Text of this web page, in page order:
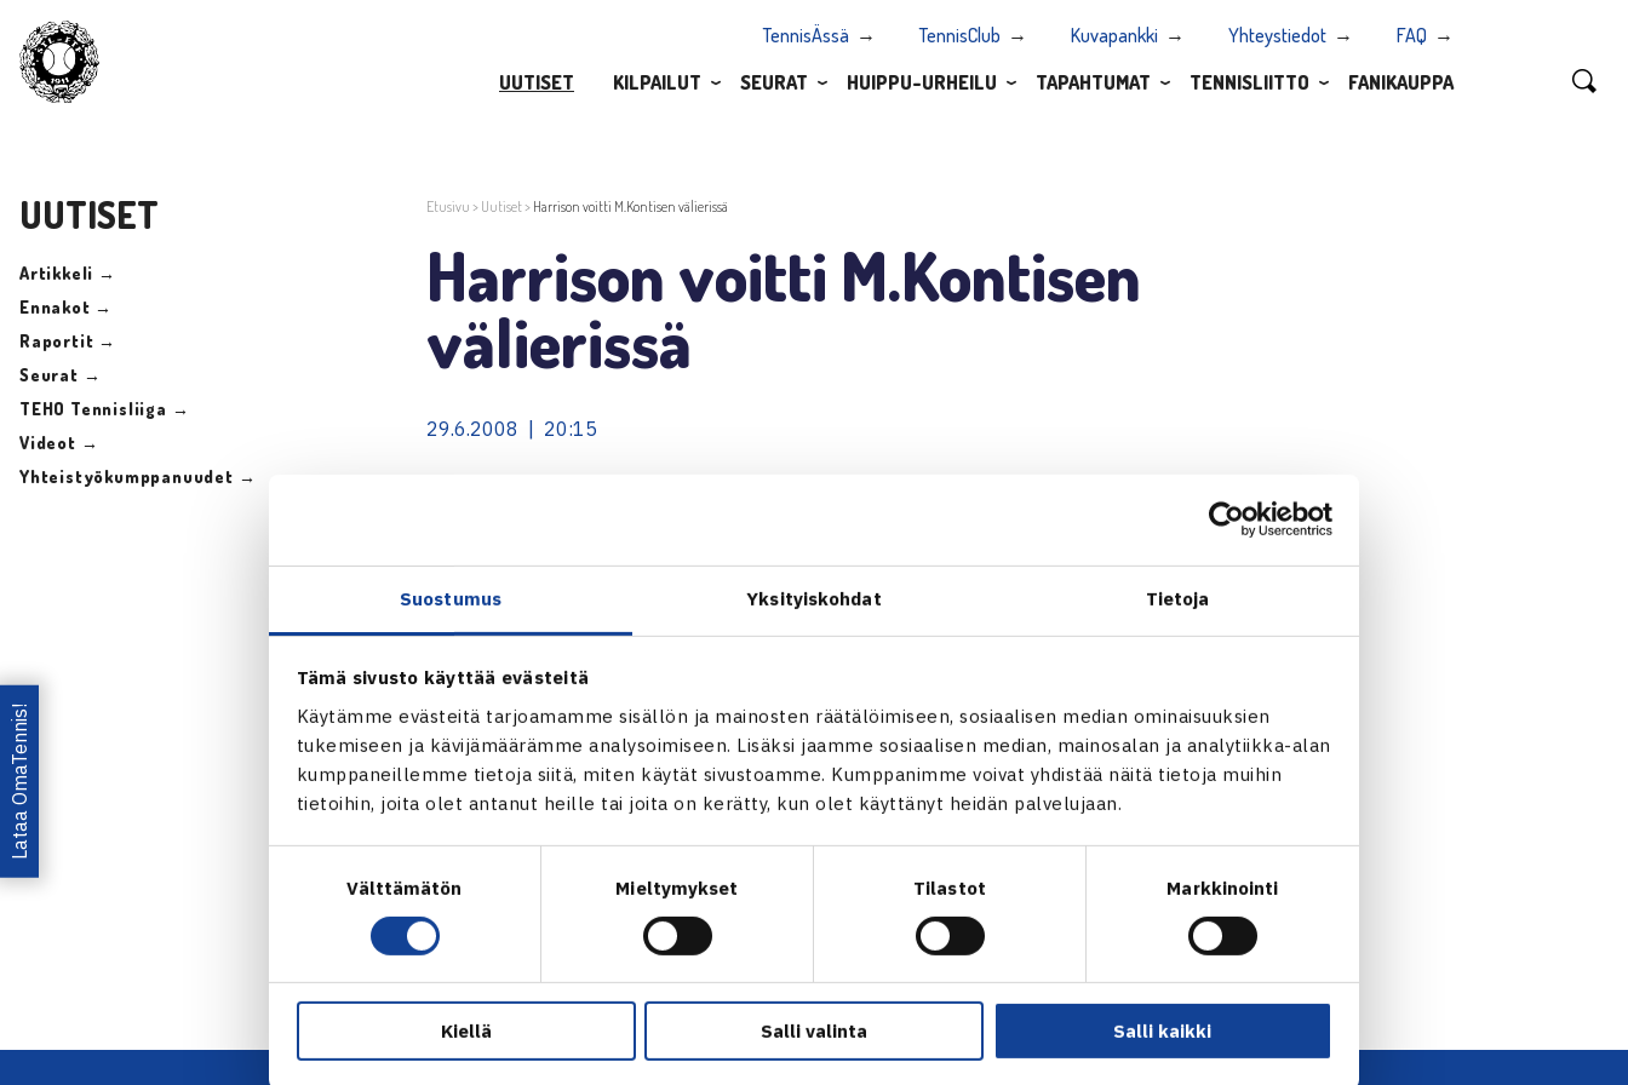
Suostumus Yksityiskohdat Tietoja
Tämä sivusto käyttää evästeitä
Käytämme evästeitä tarjoamamme sisällön ja mainosten räätälöimiseen, sosiaalisen median ominaisuuksien
tukemiseen ja kävijämäärämme analysoimiseen. Lisäksi jaamme sosiaalisen median, mainosalan ja analytiikka-alan
kumppaneillemme tietoja siitä, miten käytät sivustoamme. Kumppanimme voivat yhdistää näitä tietoja muihin
tietoihin, joita olet antanut heille tai joita on kerätty, kun olet käyttänyt heidän palvelujaan.
Välttämätön Mieltymykset Tilastot Markkinointi
Kiellä Salli valinta Salli kaikki
TennisÄssä TennisClub Kuvapankki Yhteystiedot
FAQ
UUTISET
KILPAILUT SEURAT HUIPPU-URHEILU TAPAHTUMAT TENNISLIITTO FANIKAUPPA
UUTISET
Artikkeli →
Ennakot →
Raportit →
Seurat →
TEHO Tennisliiga →
Videot →
Yhteistyökumppanuudet →
Etusivu > Uutiset> Harrison voitti M.Kontisen välierissä
Harrison voitti M.Kontisen
välierissä
29.6.2008 | 20:15
välierissä luvuin 6-2, 6-3. Harrison hävisi loppuottelussa Japanin Yasutaka Uchiyamalle 2-6, 3-6.
← Edellinen Seuraava uutinen: H.Kontinen Wimbledonissa… →
Lataa OmaTennis!